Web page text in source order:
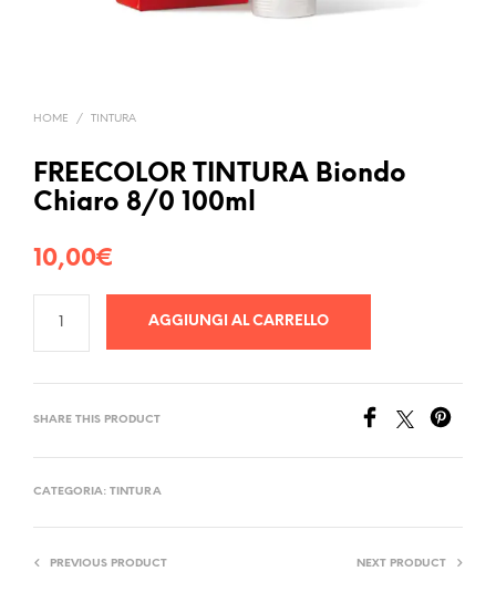
HOME / TINTURA
FREECOLOR TINTURA Biondo
Chiaro 8/0 100ml
10,00€
AGGIUNGI AL CARRELLO
SHARE THIS PRODUCT
CATEGORIA: TINTURA
PREVIOUS PRODUCT NEXT PRODUCT